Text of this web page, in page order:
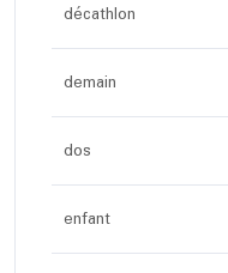
décathlon
demain
dos
enfant